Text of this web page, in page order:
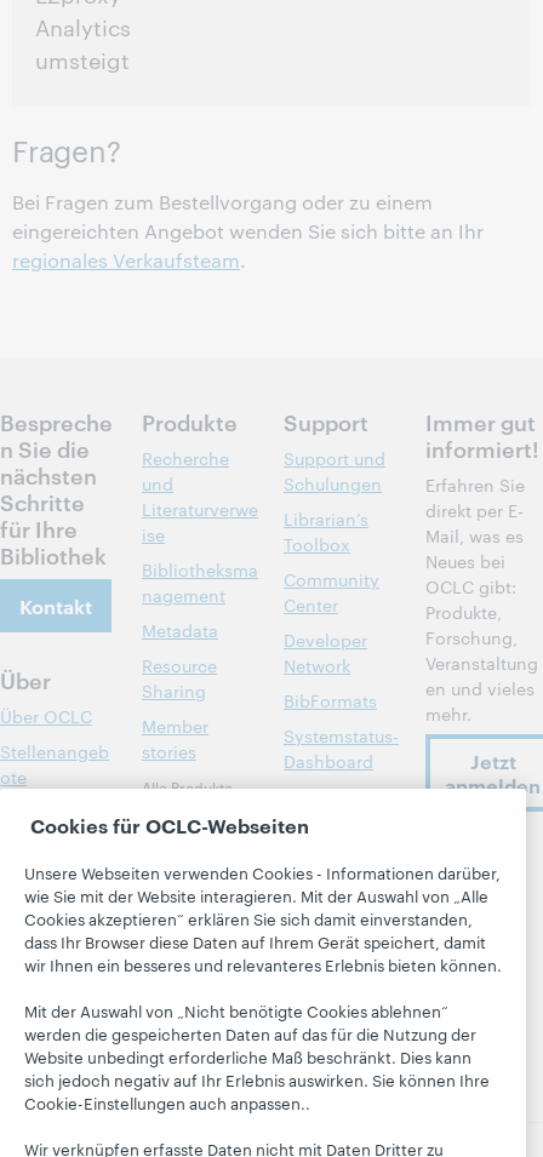
Analytics
umsteigt
Fragen?
Bei Fragen zum Bestellvorgang oder zu einem
eingereichten Angebot wenden Sie sich bitte an Ihr
regionales Verkaufsteam.
Bespreche
n Sie die
nächsten
Schritte
für Ihre
Bibliothek
Kontakt
Über
Über OCLC
Stellenangeb
ote
Zugehörigkeit
Finanzen
Führung
Mitgliedschaft
Trust Center
Produkte
Recherche
und
Literaturverwe
ise
Bibliotheksma
nagement
Metadata
Resource
Sharing
Member
stories
Alle Produkte
Research
WebJunction
Veranstaltung
On-Demand-
Webinare
Support
Support und
Schulungen
Librarian’s
Toolbox
Community
Center
Developer
Network
BibFormats
Systemstatus-
Dashboard
Next Blog
Blog
„Hanging
Together“
President's
blog
Immer gut
informiert!
Erfahren Sie
direkt per E-
Mail, was es
Neues bei
OCLC gibt:
Produkte,
Forschung,
Veranstaltung
en und vieles
mehr.
Jetzt
anmelden
folgen
Cookies für OCLC-Webseiten
Unsere Webseiten verwenden Cookies - Informationen darüber,
wie Sie mit der Website interagieren. Mit der Auswahl von „Alle
Cookies akzeptieren“ erklären Sie sich damit einverstanden,
dass Ihr Browser diese Daten auf Ihrem Gerät speichert, damit
wir Ihnen ein besseres und relevanteres Erlebnis bieten können.
Mit der Auswahl von „Nicht benötigte Cookies ablehnen“
werden die gespeicherten Daten auf das für die Nutzung der
Website unbedingt erforderliche Maß beschränkt. Dies kann
sich jedoch negativ auf Ihr Erlebnis auswirken. Sie können Ihre
Cookie-Einstellungen auch anpassen..
Wir verknüpfen erfasste Daten nicht mit Daten Dritter zu